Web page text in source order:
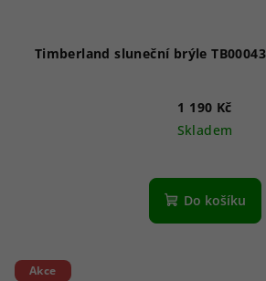
1 190 Kč
Skladem
Do košíku
Akce